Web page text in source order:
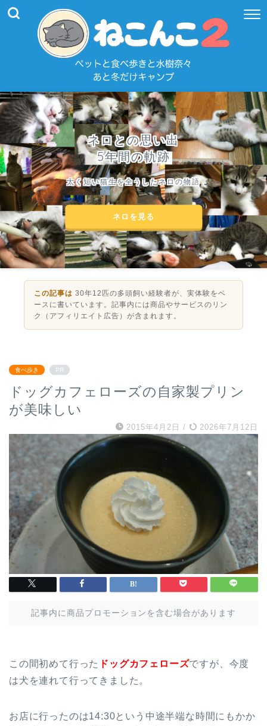
ネロとの思い出
5年間の軌跡
太く短い猫生を全うしたネロの物語
ネロを見る
この記事は 30年12匹の多頭飼い経験者が、実体験をベ
ースに書いています。記事内には商品やサービスのリン
ク（アフィリエイト広告）が含まれます。
食べ歩き PR
ドッグカフェローズの自家製プリン
が美味しい
2015年4月2日 / 2026年7月12日
記事内に商品プロモーションを含む場合があります
この間初めて行った ドッグカフェローズですが、今度
は犬を連れて行ってきました。
お店に行ったのは14:30という中途半端な時間にもかか